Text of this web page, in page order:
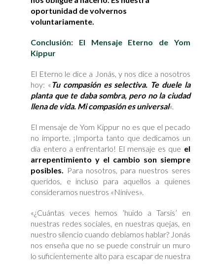
oportunidad de volvernos
voluntariamente.
Conclusión: El Mensaje Eterno de Yom
Kippur
El Eterno le dice a Jonás, y nos dice a nosotros
hoy: «Tu compasión es selectiva. Te duele la
planta que te daba sombra, pero no la ciudad
llena de vida. Mi compasión es universal«.
El mensaje de Yom Kippur no es que el pecado
no importe. ¡Importa tanto que dedicamos un
día entero a enfrentarlo! El mensaje es que el
arrepentimiento y el cambio son siempre
posibles. Para nosotros, para nuestros seres
queridos, e incluso para aquellos a quienes
consideramos nuestros «Nínives».
«¿Cuántas veces hemos ‘huido a Tarsis’ en
nuestras redes sociales, en nuestras quejas, en
nuestro silencio cuando debíamos hablar? Jonás
nos enseña que no se puede construir un muro
lo suficientemente alto para escapar de nuestra